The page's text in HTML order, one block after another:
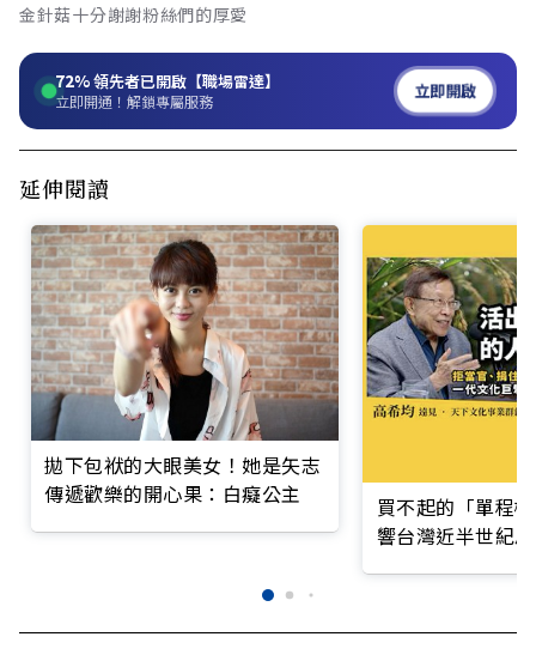
金針菇十分謝謝粉絲們的厚愛
72%領先者已開啟【職場雷達】
立即開通！解鎖專屬服務 立即開啟
延伸閱讀
拋下包袱的大眼美女！她是矢志
傳遞歡樂的開心果：白癡公主
買不起的「單程
響台灣近半世紀